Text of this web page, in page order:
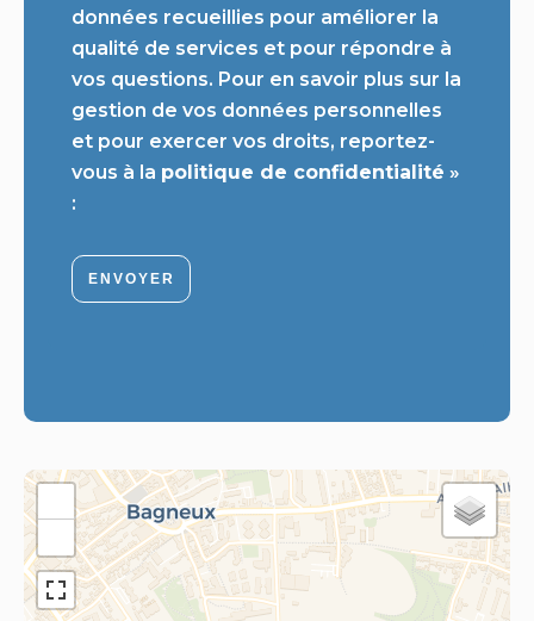
données recueillies pour améliorer la
qualité de services et pour répondre à
vos questions. Pour en savoir plus sur la
gestion de vos données personnelles
et pour exercer vos droits, reportez-
vous à la politique de confidentialité »
:
ENVOYER